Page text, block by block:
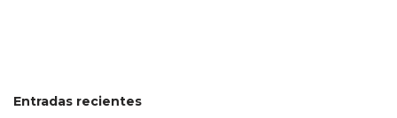
Entradas recientes